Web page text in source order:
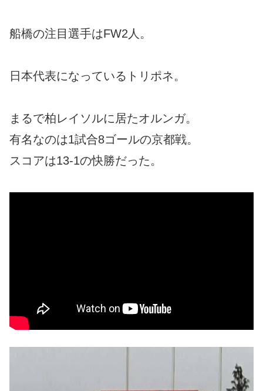
船橋の注目選手はFW2人。
日本代表になっているトリポネ。
まるで柏レイソルに居たオルンガ。
有名なのは1試合8ゴールの京都戦。
スコアは13-1の快勝だった。